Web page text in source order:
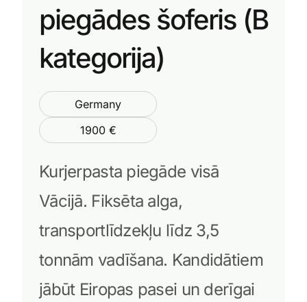
piegādes šoferis (B
kategorija)
Germany
1900 €
Kurjerpasta piegāde visā
Vācijā. Fiksēta alga,
transportlīdzekļu līdz 3,5
tonnām vadīšana. Kandidātiem
jābūt Eiropas pasei un derīgai